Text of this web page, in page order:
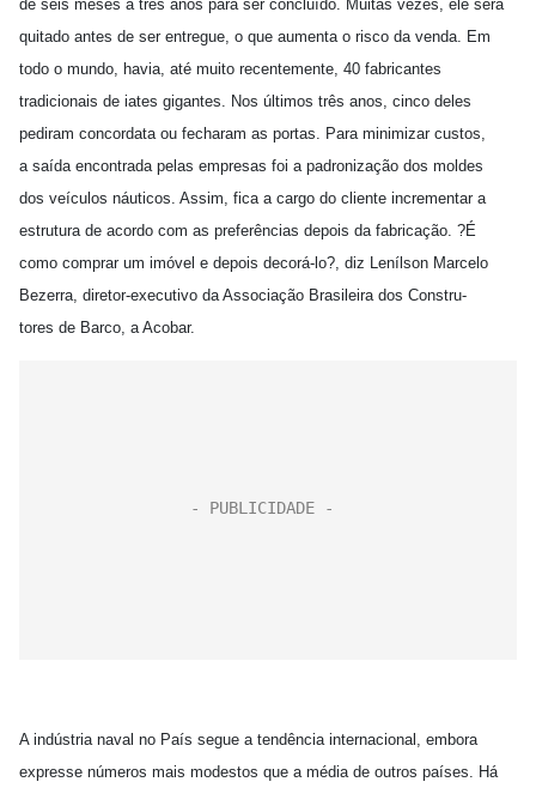
de seis meses a três anos para ser concluído. Muitas vezes, ele será
quitado antes de ser entregue, o que aumenta o risco da venda. Em
todo o mundo, havia, até muito recentemente, 40 fabricantes
tradicionais de iates gigantes. Nos últimos três anos, cinco deles
pediram concordata ou fecharam as portas. Para minimizar custos,
a saída encontrada pelas empresas foi a padronização dos moldes
dos veículos náuticos. Assim, fica a cargo do cliente incrementar a
estrutura de acordo com as preferências depois da fabricação. ?É
como comprar um imóvel e depois decorá-lo?, diz Lenílson Marcelo
Bezerra, diretor-executivo da Associação Brasileira dos Constru-
tores de Barco, a Acobar.
A indústria naval no País segue a tendência internacional, embora
expresse números mais modestos que a média de outros países. Há